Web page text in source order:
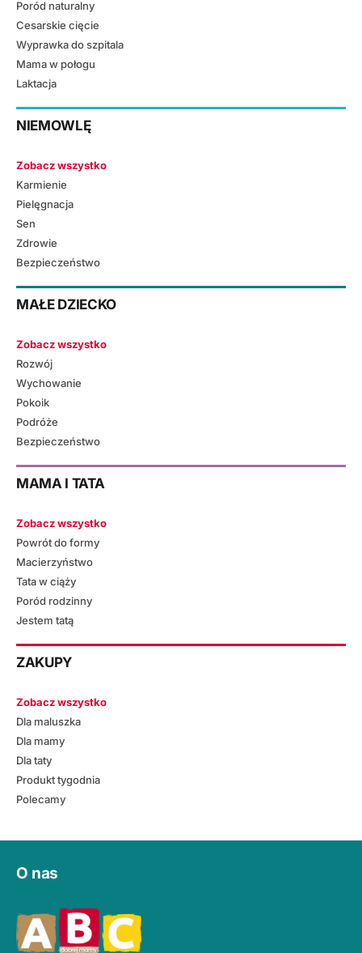
Poród naturalny
Cesarskie cięcie
Wyprawka do szpitala
Mama w połogu
Laktacja
NIEMOWLĘ
Zobacz wszystko
Karmienie
Pielęgnacja
Sen
Zdrowie
Bezpieczeństwo
MAŁE DZIECKO
Zobacz wszystko
Rozwój
Wychowanie
Pokoik
Podróże
Bezpieczeństwo
MAMA I TATA
Zobacz wszystko
Powrót do formy
Macierzyństwo
Tata w ciąży
Poród rodzinny
Jestem tatą
ZAKUPY
Zobacz wszystko
Dla maluszka
Dla mamy
Dla taty
Produkt tygodnia
Polecamy
O nas